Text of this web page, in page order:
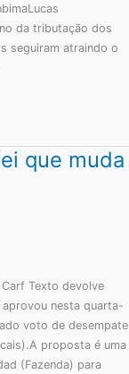
da tributação dos
seguiram atraindo o
que muda
Texto devolve
nesta quarta-
voto de desempate
proposta é uma
(Fazenda) para